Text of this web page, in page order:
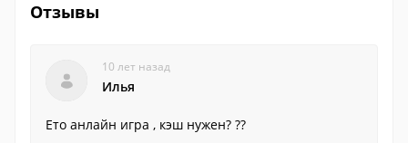
Отзывы
10 лет назад
Илья
Ето анлайн игра , кэш нужен? ??